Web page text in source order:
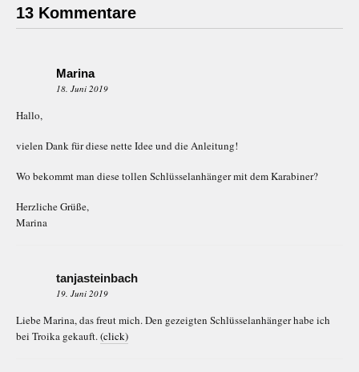
13 Kommentare
Marina
18. Juni 2019
Hallo,
vielen Dank für diese nette Idee und die Anleitung!
Wo bekommt man diese tollen Schlüsselanhänger mit dem Karabiner?
Herzliche Grüße,
Marina
tanjasteinbach
19. Juni 2019
Liebe Marina, das freut mich. Den gezeigten Schlüsselanhänger habe ich
bei Troika gekauft. (click)